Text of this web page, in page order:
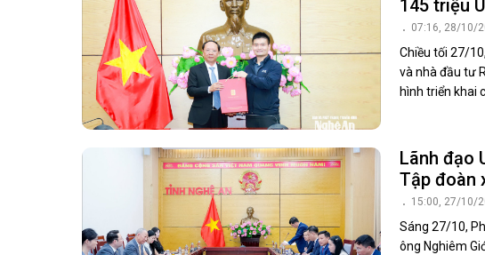
145 triệu
07:16, 28/10/
Chiều tối 27/
và nhà đầu tư
hình triển khai
Lãnh đạo
Tập đoàn
15:00, 27/10/
Sáng 27/10,
ông Nghiêm